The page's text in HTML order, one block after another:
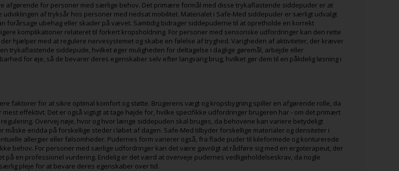
for personer med særlige behov. Det primære formål med disse trykaflastende siddepuder er at
af tryksår hos personer med nedsat mobilitet. Materialet i Safe-Med siddepuder er særligt udvalgt
ubehag eller skader på vævet. Samtidig bidrager siddepuderne til at opretholde en korrekt
komplikationer relateret til forkert kropsholdning. For personer med sensoriske udfordringer kan den rette
hjælper med at regulere nervesystemet og skabe en følelse af tryghed. Varigheden af aktiviteter, der kræver
trykaflastende siddepude, hvilket øger muligheden for deltagelse i daglige gøremål, arbejde eller
for øje, så de bevarer deres egenskaber selv efter langvarig brug, hvilket gør dem til en pålidelig løsning i
faktorer for at sikre optimal komfort og støtte. Brugerens vægt og kropsbygning spiller en afgørende rolle, da
effektivt. Det er også vigtigt at tage højde for, hvilke specifikke udfordringer brugeren har - om det primært
Overvej nøje, hvor og hvor længe siddepuden skal bruges, da behovene kan variere betydeligt
endda på forskellige steder i løbet af dagen. Safe-Med tilbyder forskellige materialer og densiteter i
allergier eller følsomheder. Pudernes form varierer også, fra flade puder til kileformede og konturerede
behov. For personer med særlige udfordringer kan det være gavnligt at rådføre sig med en ergoterapeut, der
en professionel vurdering. Endelig er det værd at overveje pudernes vedligeholdelseskrav, da nogle
pleje for at bevare deres egenskaber over tid.